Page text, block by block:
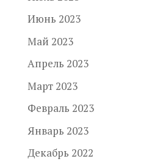
Июнь 2023
Май 2023
Апрель 2023
Март 2023
Февраль 2023
Январь 2023
Декабрь 2022